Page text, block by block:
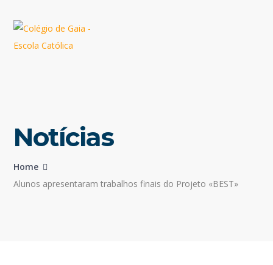
Notícias
Home
Alunos apresentaram trabalhos finais do Projeto «BEST»